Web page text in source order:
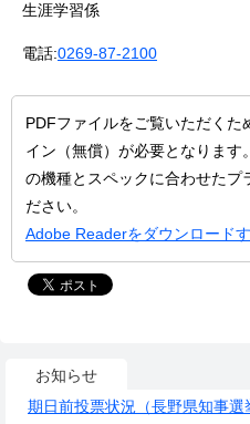
生涯学習係
電話:0269-87-2100
PDFファイルをご覧いただく
イン（無償）が必要となりま
の機種とスペックに合わせたプ
ださい。
Adobe Readerをダウンロード
お知らせ
期日前投票状況（長野県知事選